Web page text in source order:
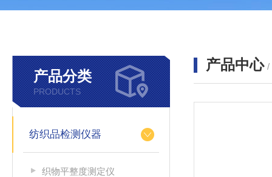
产品分类
PRODUCTS
纺织品检测仪器
织物平整度测定仪
产品中心 /